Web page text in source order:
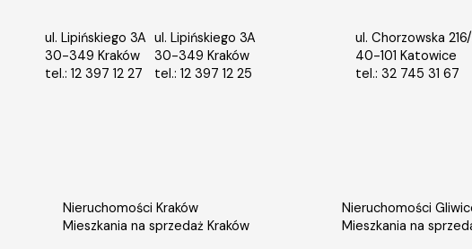
ul. Lipińskiego 3A
30-349 Kraków
tel.: 12 397 12 27
ul. Lipińskiego 3A
30-349 Kraków
tel.: 12 397 12 25
ul. Chorzowska
40-101 Katowice
tel.: 32 745 31 67
Nieruchomości Kraków
Mieszkania na sprzedaż Kraków
Nieruchomości
Mieszkania na